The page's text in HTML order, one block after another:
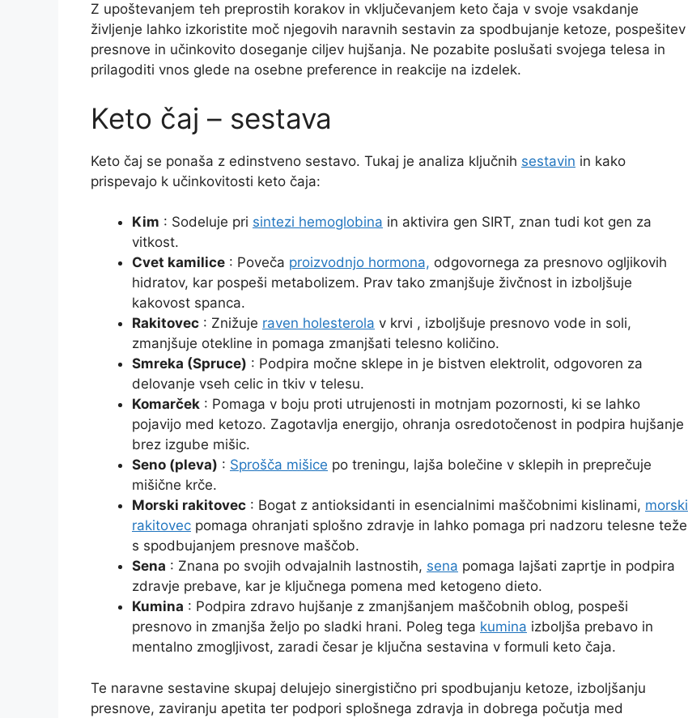
Z upoštevanjem teh preprostih korakov in vključevanjem keto čaja v svoje vsakdanje
življenje lahko izkoristite moč njegovih naravnih sestavin za spodbujanje ketoze, pospešitev
presnove in učinkovito doseganje ciljev hujšanja. Ne pozabite poslušati svojega telesa in
prilagoditi vnos glede na osebne preference in reakcije na izdelek.
Keto čaj – sestava
Keto čaj se ponaša z edinstveno sestavo. Tukaj je analiza ključnih sestavin in kako
prispevajo k učinkovitosti keto čaja:
Kim : Sodeluje pri sintezi hemoglobina in aktivira gen SIRT, znan tudi kot gen za
vitkost.
Cvet kamilice : Poveča proizvodnjo hormona, odgovornega za presnovo ogljikovih
hidratov, kar pospeši metabolizem. Prav tako zmanjšuje živčnost in izboljšuje
kakovost spanca.
Rakitovec : Znižuje raven holesterola v krvi , izboljšuje presnovo vode in soli,
zmanjšuje otekline in pomaga zmanjšati telesno količino.
Smreka (Spruce) : Podpira močne sklepe in je bistven elektrolit, odgovoren za
delovanje vseh celic in tkiv v telesu.
Komarček : Pomaga v boju proti utrujenosti in motnjam pozornosti, ki se lahko
pojavijo med ketozo. Zagotavlja energijo, ohranja osredotočenost in podpira hujšanje
brez izgube mišic.
Seno (pleva) : Sprošča mišice po treningu, lajša bolečine v sklepih in preprečuje
mišične krče.
Morski rakitovec : Bogat z antioksidanti in esencialnimi maščobnimi kislinami, morski
rakitovec pomaga ohranjati splošno zdravje in lahko pomaga pri nadzoru telesne teže
s spodbujanjem presnove maščob.
Sena : Znana po svojih odvajalnih lastnostih, sena pomaga lajšati zaprtje in podpira
zdravje prebave, kar je ključnega pomena med ketogeno dieto.
Kumina : Podpira zdravo hujšanje z zmanjšanjem maščobnih oblog, pospeši
presnovo in zmanjša željo po sladki hrani. Poleg tega kumina izboljša prebavo in
mentalno zmogljivost, zaradi česar je ključna sestavina v formuli keto čaja.
Te naravne sestavine skupaj delujejo sinergistično pri spodbujanju ketoze, izboljšanju
presnove, zaviranju apetita ter podpori splošnega zdravja in dobrega počutja med